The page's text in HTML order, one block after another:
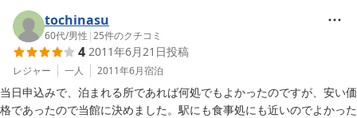
tochinasu
60代/男性 |25件のクチコミ
4 2011年6月21日投稿
レジャー 一人 2011年6月宿泊
当日申込みで、泊まれる所であれば何処でもよかったのですが、安い価
格であったので当館に決めました。駅にも食事処にも近いのでよかった